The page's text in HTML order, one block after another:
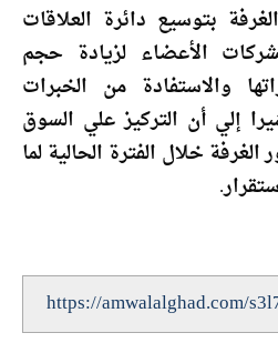
بتوسيع دائرة العلاقات
الأعضاء لزيادة حجم
والاستفادة من الخبرات
إلي أن التركيز علي السوق
خلال الفترة الحالية لما
https://amwalalghad.com/